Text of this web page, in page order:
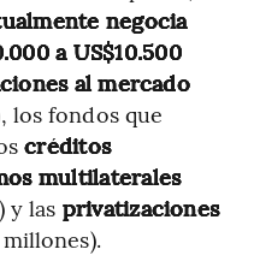
negocia
a US$10.500
al mercado
los fondos que
créditos
multilaterales
y las privatizaciones